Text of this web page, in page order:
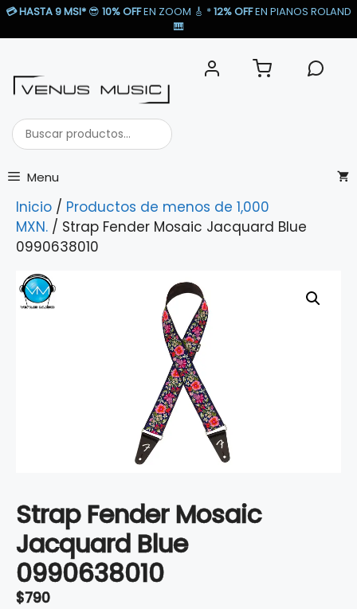
Saltar
💳HASTA 9 MSI* 😎 10% OFFEN ZOOM 🎸​ *12% OFFEN PIANOS ROLAND
🎹​
Buscar
productos...
Menu
Inicio / Productos de menos de 1,000
MXN. / Strap Fender Mosaic Jacquard Blue
0990638010
Strap Fender Mosaic
Jacquard Blue
0990638010
$790